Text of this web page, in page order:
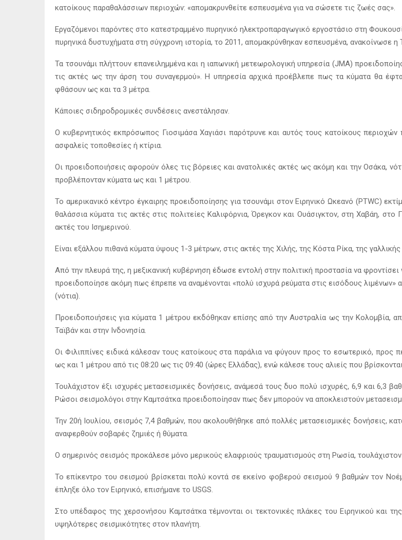
κατοίκους παραθαλάσσιων περιοχών: «απομακρυνθείτε εσπευσμένα για να σώσετε τις ζωές σας».
Εργαζόμενοι παρόντες στο κατεστραμμένο πυρηνικό ηλεκτροπαραγωγικό εργοστάσιο στη
πυρηνικά δυστυχήματα στη σύγχρονη ιστορία, το 2011, απομακρύνθηκαν εσπευσμένα, ανακοίνωσε η
Τα τσουνάμι πλήττουν επανειλημμένα και η ιαπωνική μετεωρολογική υπηρεσία (JMA)
τις ακτές ως την άρση του συναγερμού». Η υπηρεσία αρχικά προέβλεπε πως τα κύματα θα
φθάσουν ως και τα 3 μέτρα.
Κάποιες σιδηροδρομικές συνδέσεις ανεστάλησαν.
Ο κυβερνητικός εκπρόσωπος Γιοσιμάσα Χαγιάσι παρότρυνε και αυτός τους κατοίκους
ασφαλείς τοποθεσίες ή κτίρια.
Οι προειδοποιήσεις αφορούν όλες τις βόρειες και ανατολικές ακτές ως ακόμη και την Οσάκα,
προβλέπονταν κύματα ως και 1 μέτρου.
Το αμερικανικό κέντρο έγκαιρης προειδοποίησης για τσουνάμι στον Ειρηνικό Ωκεανό (PTWC)
θαλάσσια κύματα τις ακτές στις πολιτείες Καλιφόρνια, Όρεγκον και Ουάσιγκτον, στη Χαβάη,
ακτές του Ισημερινού.
Είναι εξάλλου πιθανά κύματα ύψους 1-3 μέτρων, στις ακτές της Χιλής, της Κόστα Ρίκα, της
Από την πλευρά της, η μεξικανική κυβέρνηση έδωσε εντολή στην πολιτική προστασία να
προειδοποίησε ακόμη πως έπρεπε να αναμένονται «πολύ ισχυρά ρεύματα στις εισόδους
(νότια).
Προειδοποιήσεις για κύματα 1 μέτρου εκδόθηκαν επίσης από την Αυστραλία ως την Κολομβία,
Ταϊβάν και στην Ινδονησία.
Οι Φιλιππίνες ειδικά κάλεσαν τους κατοίκους στα παράλια να φύγουν προς το εσωτερικό,
ως και 1 μέτρου από τις 08:20 ως τις 09:40 (ώρες Ελλάδας), ενώ κάλεσε τους αλιείς που
Τουλάχιστον έξι ισχυρές μετασεισμικές δονήσεις, ανάμεσά τους δυο πολύ ισχυρές, 6,9 και 6,3
Ρώσοι σεισμολόγοι στην Καμτσάτκα προειδοποίησαν πως δεν μπορούν να αποκλειστούν
Την 20ή Ιουλίου, σεισμός 7,4 βαθμών, που ακολουθήθηκε από πολλές μετασεισμικές δονήσεις,
αναφερθούν σοβαρές ζημιές ή θύματα.
Ο σημερινός σεισμός προκάλεσε μόνο μερικούς ελαφριούς τραυματισμούς στη Ρωσία, τουλάχιστον
Το επίκεντρο του σεισμού βρίσκεται πολύ κοντά σε εκείνο φοβερού σεισμού 9 βαθμών τον
έπληξε όλο τον Ειρηνικό, επισήμανε το USGS.
Στο υπέδαφος της χερσονήσου Καμτσάτκα τέμνονται οι τεκτονικές πλάκες του Ειρηνικού και
υψηλότερες σεισμικότητες στον πλανήτη.